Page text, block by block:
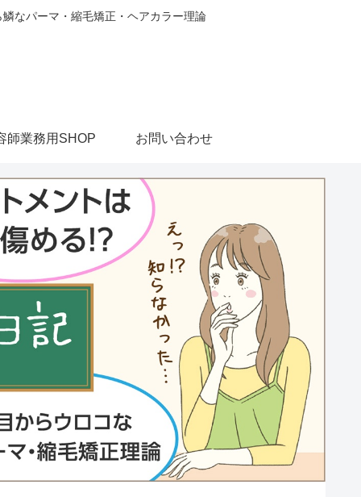
なパーマ・縮毛矯正・ヘアカラー理論
師業務用SHOP お問い合わせ